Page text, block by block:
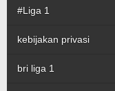
#Liga 1
kebijakan privasi
bri liga 1